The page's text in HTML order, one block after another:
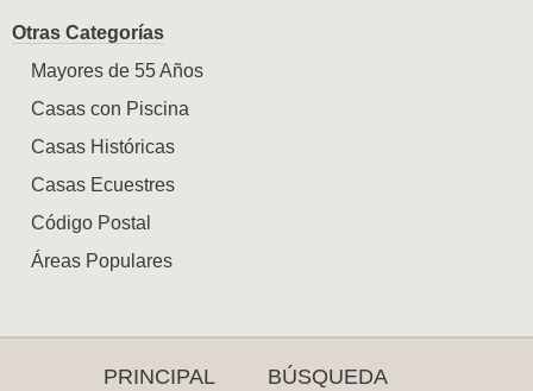
Otras Categorías
Mayores de 55 Años
Casas con Piscina
Casas Históricas
Casas Ecuestres
Código Postal
Áreas Populares
PRINCIPAL
BÚSQUEDA